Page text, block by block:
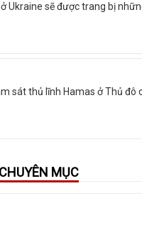
Ukraine sẽ được trang bị
sát thủ lĩnh Hamas ở Thủ đô
MỤC